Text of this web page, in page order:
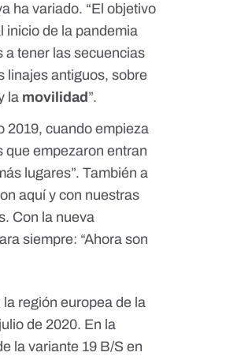
ha variado. “El objetivo
inicio de la pandemia
a tener las secuencias
linajes antiguos, sobre
la movilidad ”.
2019, cuando empieza
que empezaron entran
lugares”. También a
aquí y con nuestras
Con la nueva
siempre: “Ahora son
región europea de la
de 2020. En la
la variante 19 B/S en